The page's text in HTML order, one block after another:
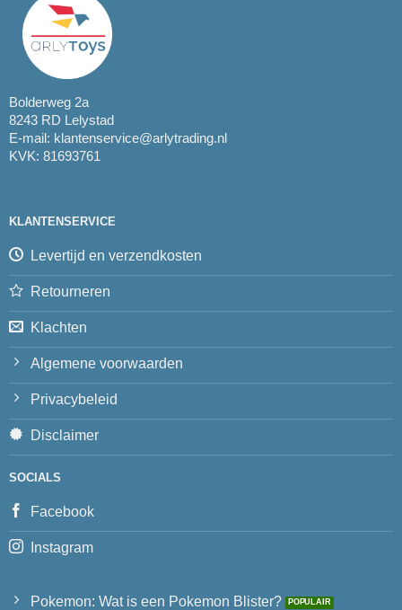
Bolderweg 2a
8243 RD Lelystad
E-mail: klantenservice@arlytrading.nl
KVK: 81693761
KLANTENSERVICE
Levertijd en verzendkosten
Retourneren
Klachten
Algemene voorwaarden
Privacybeleid
Disclaimer
SOCIALS
Facebook
Instagram
Pokemon: Wat is een Pokemon Blister?